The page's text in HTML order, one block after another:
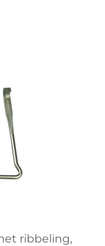
ribbeling,